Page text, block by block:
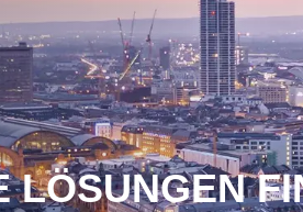
LÖSUNGEN